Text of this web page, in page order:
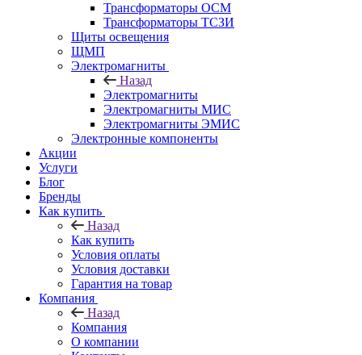
Трансформаторы ОСМ
Трансформаторы ТСЗИ
Щиты освещения
ЩМП
Электромагниты
Назад
Электромагниты
Электромагниты МИС
Электромагниты ЭМИС
Электронные компоненты
Акции
Услуги
Блог
Бренды
Как купить
Назад
Как купить
Условия оплаты
Условия доставки
Гарантия на товар
Компания
Назад
Компания
О компании